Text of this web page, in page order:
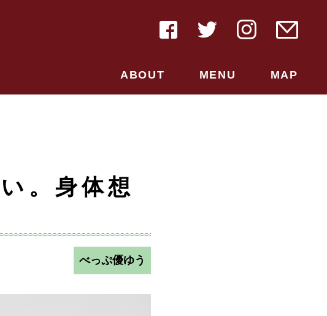
ABOUT MENU MAP
。身体想
べっぷ優ゆう